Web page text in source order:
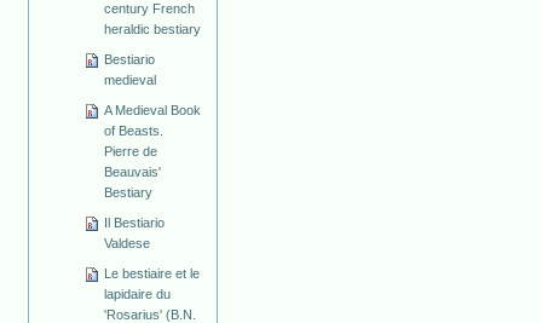
century French
heraldic bestiary
Bestiario
medieval
A Medieval Book
of Beasts.
Pierre de
Beauvais'
Bestiary
Il Bestiario
Valdese
Le bestiaire et le
lapidaire du
'Rosarius' (B.N.